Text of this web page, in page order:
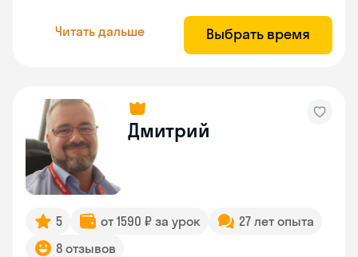
Читать дальше Выбрать время
Дмитрий
5 от 1590 ₽ за урок
27 лет опыта
8 отзывов